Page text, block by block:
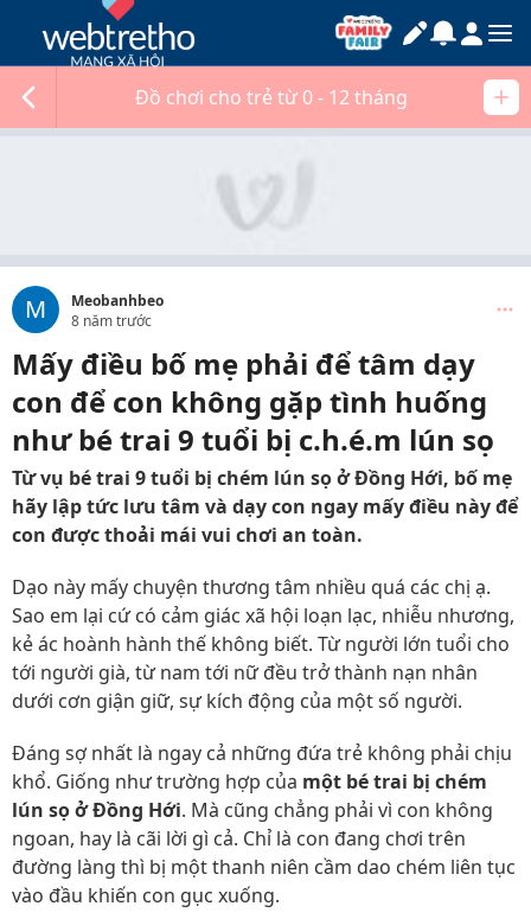
Đồ chơi cho trẻ từ 0 - 12 tháng
M
Meobanhbeo
8 năm trước
Mấy điều bố mẹ phải để tâm dạy
con để con không gặp tình huống
như bé trai 9 tuổi bị c.h.é.m lún sọ
Từ vụ bé trai 9 tuổi bị chém lún sọ ở Đồng Hới, bố mẹ
hãy lập tức lưu tâm và dạy con ngay mấy điều này để
con được thoải mái vui chơi an toàn.
Dạo này mấy chuyện thương tâm nhiều quá các chị ạ.
Sao em lại cứ có cảm giác xã hội loạn lạc, nhiễu nhương,
kẻ ác hoành hành thế không biết. Từ người lớn tuổi cho
tới người già, từ nam tới nữ đều trở thành nạn nhân
dưới cơn giận giữ, sự kích động của một số người.
Đáng sợ nhất là ngay cả những đứa trẻ không phải chịu
khổ. Giống như trường hợp của một bé trai bị chém
lún sọ ở Đồng Hới. Mà cũng chẳng phải vì con không
ngoan, hay là cãi lời gì cả. Chỉ là con đang chơi trên
đường làng thì bị một thanh niên cầm dao chém liên tục
vào đầu khiến con gục xuống.